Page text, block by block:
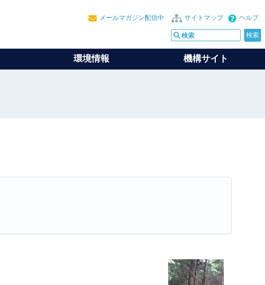
ヘルプ
サイトマップ
メールマガジン配信中
環境情報 機構サイト